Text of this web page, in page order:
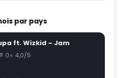
par pays
ft. Wizkid – Jam
0 4,0/5